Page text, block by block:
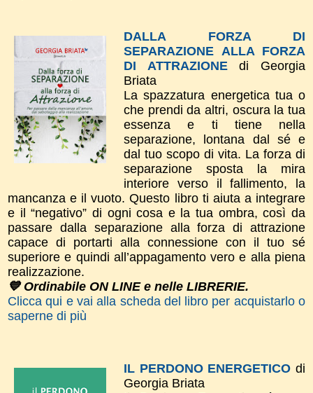
DALLA FORZA DI
SEPARAZIONE ALLA FORZA
DI ATTRAZIONE
di Georgia
Briata
La spazzatura energetica tua o
che prendi da altri, oscura la tua
essenza e ti tiene nella
separazione, lontana dal sé e
dal tuo scopo di vita. La forza di
separazione sposta la mira
interiore verso il fallimento, la
mancanza e il vuoto. Questo libro ti aiuta a integrare
e il “negativo” di ogni cosa e la tua ombra, così da
passare dalla separazione alla forza di attrazione
capace di portarti alla connessione con il tuo sé
superiore e quindi all’appagamento vero e alla piena
realizzazione.
💙 Ordinabile ON LINE e nelle LIBRERIE.
Clicca qui e vai alla scheda del libro per acquistarlo o
saperne di più
IL PERDONO ENERGETICO di
Georgia Briata